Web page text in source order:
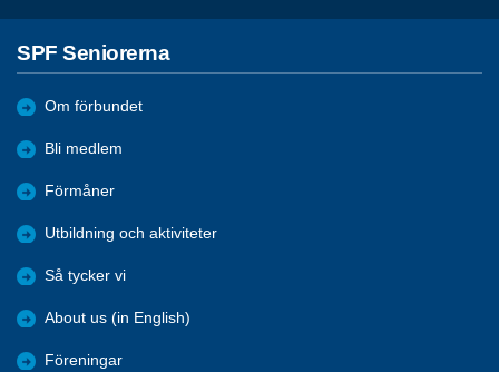
SPF Seniorerna
Om förbundet
Bli medlem
Förmåner
Utbildning och aktiviteter
Så tycker vi
About us (in English)
Föreningar